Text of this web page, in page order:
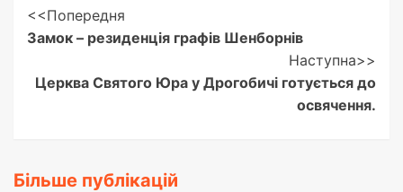
Post
Navigation
<<Попередня
Замок – резиденція графів Шенборнів
Наступна>>
Церква Святого Юра у Дрогобичі готується до
освячення.
Більше публікацій